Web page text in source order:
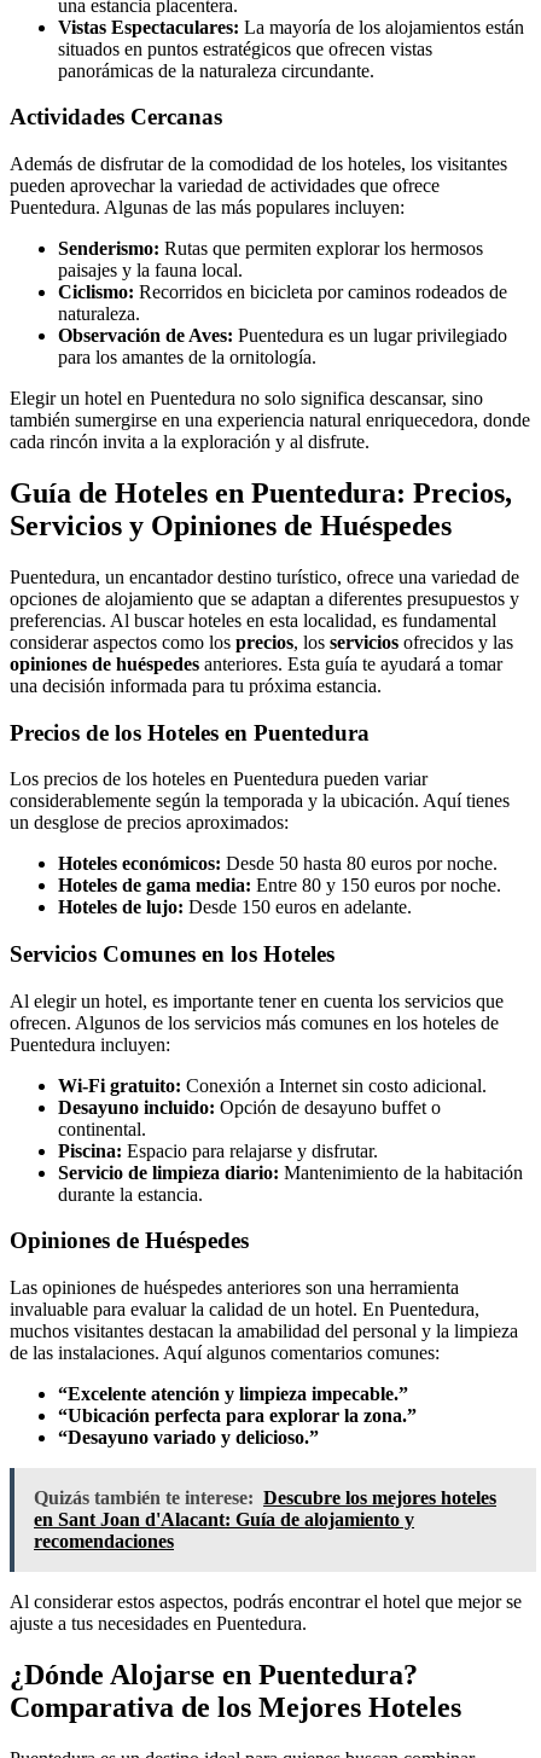
una estancia placentera.
Vistas Espectaculares: La mayoría de los alojamientos están
situados en puntos estratégicos que ofrecen vistas
panorámicas de la naturaleza circundante.
Actividades Cercanas
Además de disfrutar de la comodidad de los hoteles, los visitantes
pueden aprovechar la variedad de actividades que ofrece
Puentedura. Algunas de las más populares incluyen:
Senderismo: Rutas que permiten explorar los hermosos
paisajes y la fauna local.
Ciclismo: Recorridos en bicicleta por caminos rodeados de
naturaleza.
Observación de Aves: Puentedura es un lugar privilegiado
para los amantes de la ornitología.
Elegir un hotel en Puentedura no solo significa descansar, sino
también sumergirse en una experiencia natural enriquecedora, donde
cada rincón invita a la exploración y al disfrute.
Guía de Hoteles en Puentedura: Precios,
Servicios y Opiniones de Huéspedes
Puentedura, un encantador destino turístico, ofrece una variedad de
opciones de alojamiento que se adaptan a diferentes presupuestos y
preferencias. Al buscar hoteles en esta localidad, es fundamental
considerar aspectos como los precios, los servicios ofrecidos y las
opiniones de huéspedes anteriores. Esta guía te ayudará a tomar
una decisión informada para tu próxima estancia.
Precios de los Hoteles en Puentedura
Los precios de los hoteles en Puentedura pueden variar
considerablemente según la temporada y la ubicación. Aquí tienes
un desglose de precios aproximados:
Hoteles económicos: Desde 50 hasta 80 euros por noche.
Hoteles de gama media: Entre 80 y 150 euros por noche.
Hoteles de lujo: Desde 150 euros en adelante.
Servicios Comunes en los Hoteles
Al elegir un hotel, es importante tener en cuenta los servicios que
ofrecen. Algunos de los servicios más comunes en los hoteles de
Puentedura incluyen:
Wi-Fi gratuito: Conexión a Internet sin costo adicional.
Desayuno incluido: Opción de desayuno buffet o
continental.
Piscina: Espacio para relajarse y disfrutar.
Servicio de limpieza diario: Mantenimiento de la habitación
durante la estancia.
Opiniones de Huéspedes
Las opiniones de huéspedes anteriores son una herramienta
invaluable para evaluar la calidad de un hotel. En Puentedura,
muchos visitantes destacan la amabilidad del personal y la limpieza
de las instalaciones. Aquí algunos comentarios comunes:
“Excelente atención y limpieza impecable.”
“Ubicación perfecta para explorar la zona.”
“Desayuno variado y delicioso.”
Quizás también te interese: Descubre los mejores hoteles
en Sant Joan d'Alacant: Guía de alojamiento y
recomendaciones
Al considerar estos aspectos, podrás encontrar el hotel que mejor se
ajuste a tus necesidades en Puentedura.
¿Dónde Alojarse en Puentedura?
Comparativa de los Mejores Hoteles